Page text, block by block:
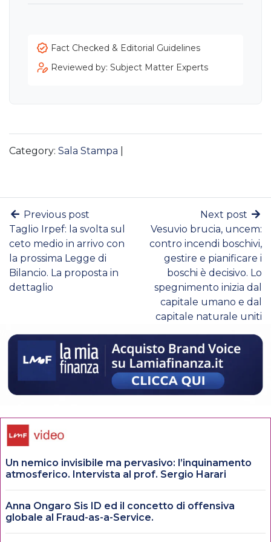
Fact Checked & Editorial Guidelines
Reviewed by: Subject Matter Experts
Category: Sala Stampa
Previous post
Taglio Irpef: la svolta sul
ceto medio in arrivo con
la prossima Legge di
Bilancio. La proposta in
dettaglio
Next post
Vesuvio brucia, uncem:
contro incendi boschivi,
gestire e pianificare i
boschi è decisivo. Lo
spegnimento inizia dal
capitale umano e dal
capitale naturale uniti
Un nemico invisibile ma pervasivo: l’inquinamento
atmosferico. Intervista al prof. Sergio Harari
Anna Ongaro Sis ID ed il concetto di offensiva
globale al Fraud-as-a-Service.